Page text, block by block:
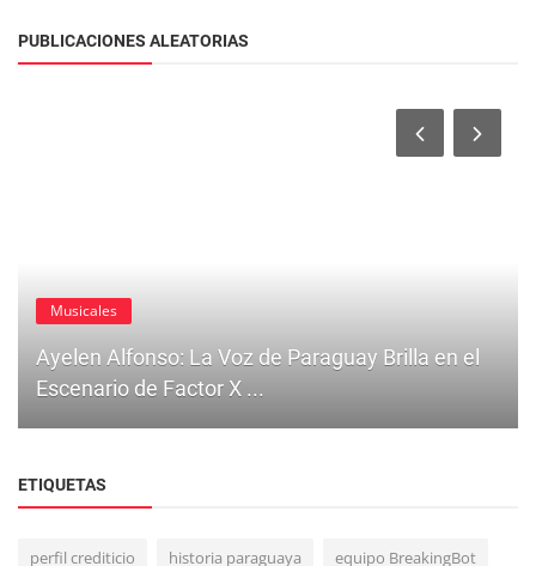
PUBLICACIONES ALEATORIAS
Musicales
Ayelen Alfonso: La Voz de Paraguay Brilla en el
Escenario de Factor X ...
ETIQUETAS
perfil crediticio historia paraguaya equipo BreakingBot